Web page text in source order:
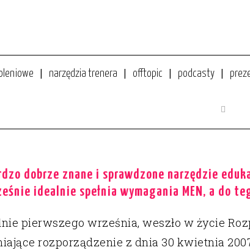
narzędzia trenera offtopic podcasty
dobrze znane i sprawdzone narzędzie
idealnie spełnia wymagania MEN, a do
pierwszego września, weszło w życie
rozporządzenie z dnia 30 kwietnia